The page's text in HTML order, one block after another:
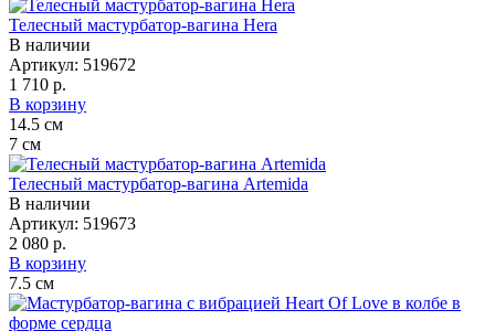
Телесный мастурбатор-вагина Hera
В наличии
Артикул: 519672
1 710 р.
В корзину
14.5 см
7 см
Телесный мастурбатор-вагина Artemida
В наличии
Артикул: 519673
2 080 р.
В корзину
7.5 см